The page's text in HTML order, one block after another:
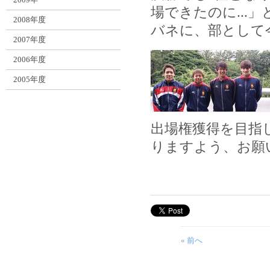
場できたのに...」
バネに、部として
出場権獲得を目指
りますよう、お
« 前へ
2008年度
2007年度
2006年度
2005年度